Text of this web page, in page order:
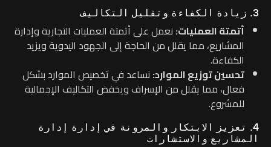
3. زيادة الكفاءة وتقليل التكاليف
أتمتة العمليات: نعمل على أتمتة العمليات التجارية وإدارة
المشاريع، مما يقلل من الحاجة إلى الجهود اليدوية ويزيد
الكفاءة.
تحسين توزيع الموارد: نساعد في تخصيص الموارد بشكل
فعال، مما يقلل من الإسراف ويخفض التكاليف الإجمالية
للمشروع.
4. تعزيز الابتكار والمرونة في إدارة إدارة
المشاريع والاستشارات